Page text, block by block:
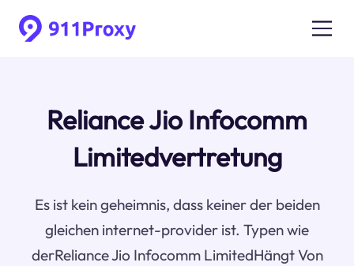
Reliance Jio Infocomm
Limitedvertretung
Es ist kein geheimnis, dass keiner der beiden
gleichen internet-provider ist. Typen wie
derReliance Jio Infocomm LimitedHängt Von